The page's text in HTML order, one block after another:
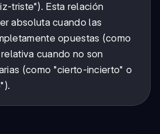
triste"). Esta relación
absoluta cuando las
opuestas (como
cuando no son
(como "cierto-incierto" o